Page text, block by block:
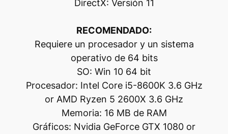
DirectX: Versión 11
RECOMENDADO:
Requiere un procesador y un sistema
operativo de 64 bits
SO: Win 10 64 bit
Procesador: Intel Core i5-8600K 3.6 GHz
or AMD Ryzen 5 2600X 3.6 GHz
Memoria: 16 MB de RAM
Gráficos: Nvidia GeForce GTX 1080 or